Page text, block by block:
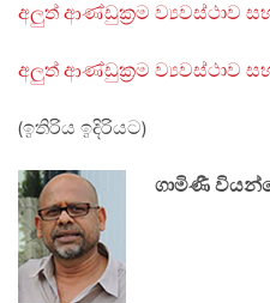
අලුත් ආණ්ඩුක්‍රම ව්‍යවස්ථාව
අලුත් ආණ්ඩුක්‍රම ව්‍යවස්ථාව
(ඉතිරිය ඉදිරියට)
ගාමිණී